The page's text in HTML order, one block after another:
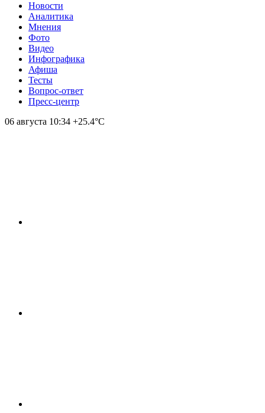
Новости
Аналитика
Мнения
Фото
Видео
Инфографика
Афиша
Тесты
Вопрос-ответ
Пресс-центр
06 августа 10:34 +25.4°С